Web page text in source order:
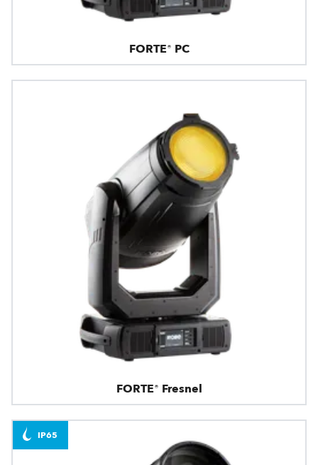
FORTE® PC
FORTE® Fresnel
IP65